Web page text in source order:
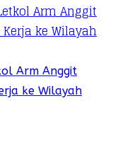
Arm Anggit
ke Wilayah